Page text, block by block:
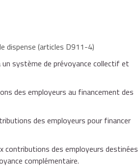
dispense (articles D911-4)
système de prévoyance collectif et
des employeurs au financement des
des employeurs pour financer
contributions des employeurs destinées
complémentaire.